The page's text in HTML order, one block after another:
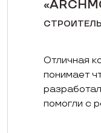
Отличная
понимает
помогли с